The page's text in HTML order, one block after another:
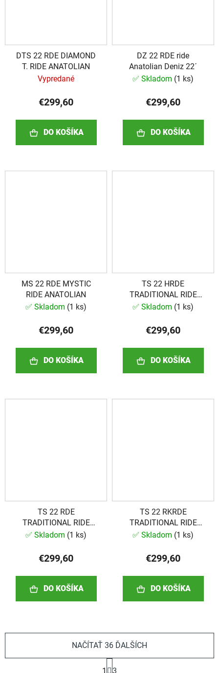
DTS 22 RDE DIAMOND
T. RIDE ANATOLIAN
Vypredané
€299,60
DO KOŠÍKA
DZ 22 RDE ride
Anatolian Deniz 22´
✅ Skladom (1 ks)
€299,60
DO KOŠÍKA
MS 22 RDE MYSTIC
RIDE ANATOLIAN
✅ Skladom (1 ks)
€299,60
DO KOŠÍKA
TS 22 HRDE
TRADITIONAL RIDE
ANATOLIAN
✅ Skladom (1 ks)
€299,60
DO KOŠÍKA
TS 22 RDE
TRADITIONAL RIDE
ANATOLIAN
✅ Skladom (1 ks)
€299,60
DO KOŠÍKA
TS 22 RKRDE
TRADITIONAL RIDE
ANATOLIAN
✅ Skladom (1 ks)
€299,60
DO KOŠÍKA
NAČÍTAŤ 36 ĎALŠÍCH
1 3